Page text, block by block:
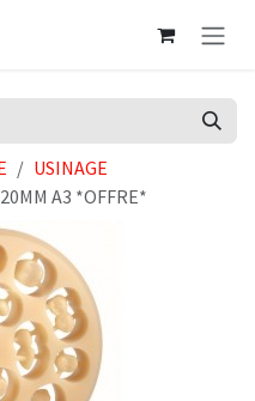
USINAGE
A3 *OFFRE*